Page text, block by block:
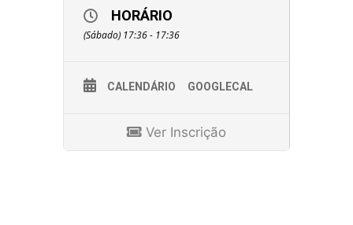
HORÁRIO
(Sábado) 17:36 - 17:36
CALENDÁRIO GOOGLECAL
Ver Inscrição